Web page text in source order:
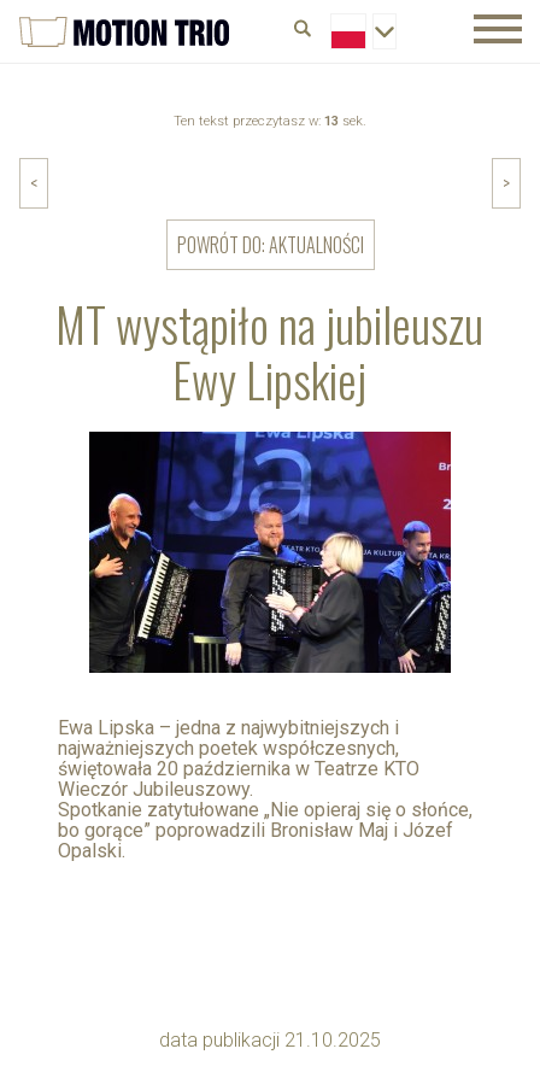
Ten tekst przeczytasz w: 13 sek.
MT wystąpiło na jubileuszu
Ewy Lipskiej
< >
POWRÓT DO: AKTUALNOŚCI
Ewa Lipska – jedna z najwybitniejszych i
najważniejszych poetek współczesnych,
świętowała 20 października w Teatrze KTO
Wieczór Jubileuszowy.
Spotkanie zatytułowane „Nie opieraj się o słońce,
bo gorące” poprowadzili Bronisław Maj i Józef
Opalski.
data publikacji 21.10.2025